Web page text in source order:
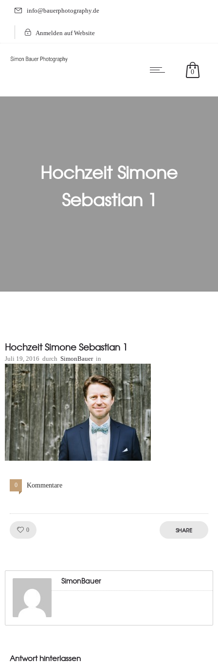
info@bauerphotography.de
Anmelden auf Website
0
Hochzeit Simone
Sebastian 1
Hochzeit Simone Sebastian 1
Juli 19, 2016 durch SimonBauer in
0 Kommentare
0 SHARE
SimonBauer
Antwort hinterlassen